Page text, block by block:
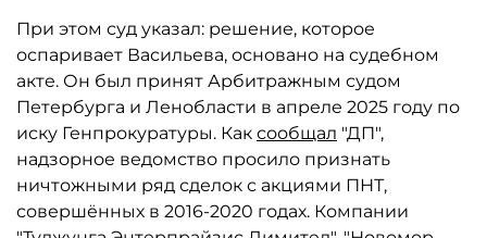
При этом суд указал: решение, которое
оспаривает Васильева, основано на судебном
акте. Он был принят Арбитражным судом
Петербурга и Ленобласти в апреле 2025 году по
иску Генпрокуратуры. Как сообщал "ДП",
надзорное ведомство просило признать
ничтожными ряд сделок с акциями ПНТ,
совершённых в 2016-2020 годах. Компании